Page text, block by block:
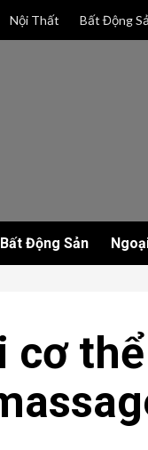
Nội Thất Bất Động
Bất Động Sản
cơ